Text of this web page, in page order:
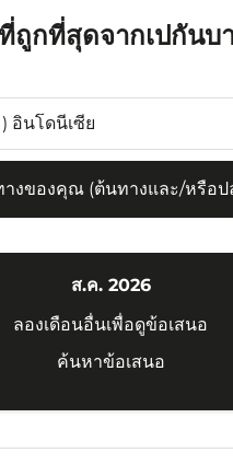
ถูกที่สุดจากเปกันบ
างของคุณ (ต้นทางและ/หรือ
งของคุณ (ต้นทางและ/หรือป
ส.ค. 2026
ลองเดือนอื่นเพื่อดูข้อเสนอ
ค้นหาข้อเสนอ